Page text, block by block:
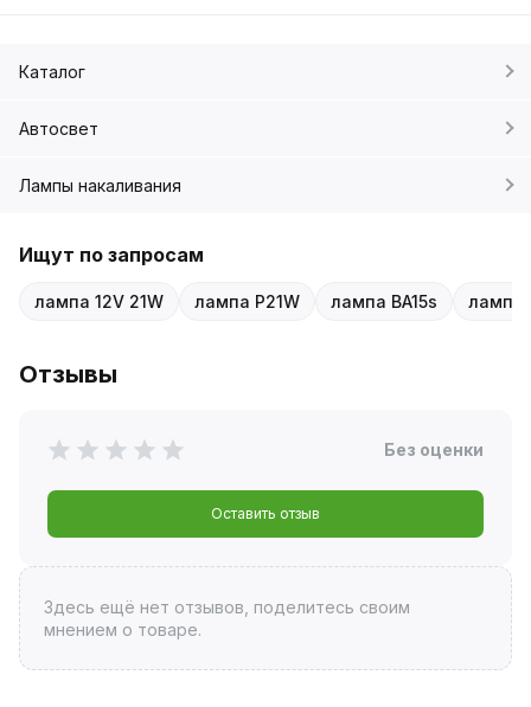
Каталог
Автосвет
Лампы накаливания
Ищут по запросам
лампа 12V 21W лампа P21W лампа BA15s лампа
Отзывы
Без оценки
Оставить отзыв
Здесь ещё нет отзывов, поделитесь своим
мнением о товаре.